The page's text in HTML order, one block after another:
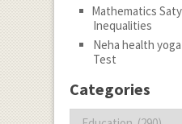
Mathematics
Inequalities
Neha health yoga
Test
Categories
Categories